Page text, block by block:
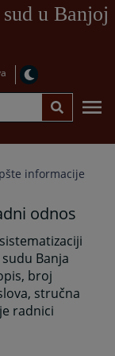
u Banjoj
informacije
odnos
Banja
broj
stručna
radnici